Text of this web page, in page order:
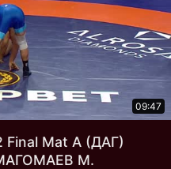
09:47
Final Mat А (ДАГ)
М.